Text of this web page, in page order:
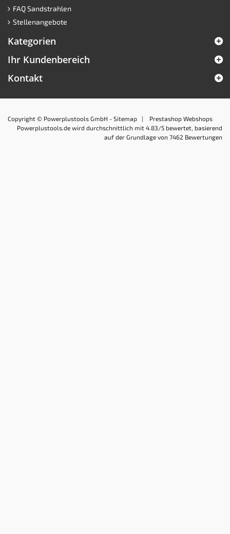
FAQ Sandstrahlen
Stellenangebote
Kategorien
Ihr Kundenbereich
Kontakt
Copyright © Powerplustools GmbH - Sitemap | Prestashop Webshops
Powerplustools.de wird durchschnittlich mit 4.83 /5 bewertet, basierend
auf der Grundlage von 7462 Bewertungen